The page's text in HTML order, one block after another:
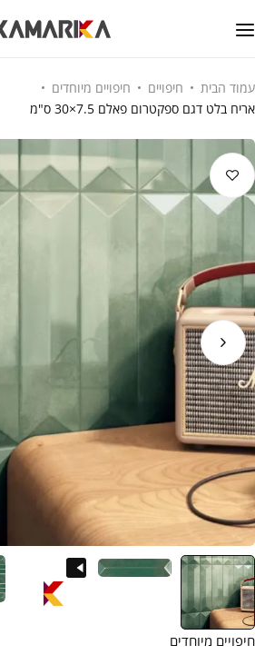
עמוד הבית חיפויים
חיפויים מיוחדים
אריח בלט דגם ספקטרום פאלם 7.5×30 ס"מ
חיפויים מיוחדים